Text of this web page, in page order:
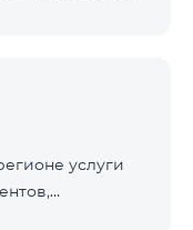
25% при
со
Кроме того, для
услуги